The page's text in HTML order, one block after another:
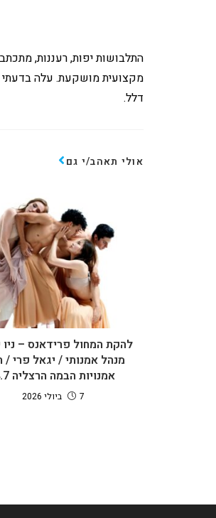
התלבושות יפות, רעננות,
מקצועית מושקעת. עלה בדעתי
דלל.
אולי תאהב/י גם
להקת המחול פרידאנס – ניו
מנהל אמנותי / יגאל פרי /
אמנויות הבמה הרצליה 4.7.
7 ביולי 2026